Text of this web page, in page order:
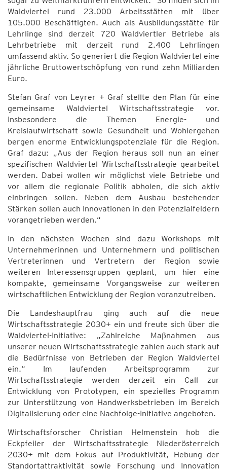
Waldviertel rund 23.000 Arbeitsstätten mit über
105.000 Beschäftigten. Auch als Ausbildungsstätte für
Lehrlinge sind derzeit 720 Waldviertler Betriebe als
Lehrbetriebe mit derzeit rund 2.400 Lehrlingen
umfassend aktiv. So generiert die Region Waldviertel eine
jährliche Bruttowertschöpfung von rund zehn Milliarden
Euro.
Stefan Graf von Leyrer + Graf stellte den Plan für eine
gemeinsame Waldviertel Wirtschaftsstrategie vor.
Insbesondere die Themen Energie- und
Kreislaufwirtschaft sowie Gesundheit und Wohlergehen
bergen enorme Entwicklungspotenziale für die Region.
Graf dazu: „Aus der Region heraus soll nun an einer
spezifischen Waldviertel Wirtschaftsstrategie gearbeitet
werden. Dabei wollen wir möglichst viele Betriebe und
vor allem die regionale Politik abholen, die sich aktiv
einbringen sollen. Neben dem Ausbau bestehender
Stärken sollen auch Innovationen in den Potenzialfeldern
vorangetrieben werden.“
In den nächsten Wochen sind dazu Workshops mit
Unternehmerinnen und Unternehmern und politischen
Vertreterinnen und Vertretern der Region sowie
weiteren Interessensgruppen geplant, um hier eine
kompakte, gemeinsame Vorgangsweise zur weiteren
wirtschaftlichen Entwicklung der Region voranzutreiben.
Die Landeshauptfrau ging auch auf die neue
Wirtschaftsstrategie 2030+ ein und freute sich über die
Waldviertel-Initiative: „Zahlreiche Maßnahmen aus
unserer neuen Wirtschaftsstrategie zahlen auch stark auf
die Bedürfnisse von Betrieben der Region Waldviertel
ein.“ Im laufenden Arbeitsprogramm zur
Wirtschaftsstrategie werden derzeit ein Call zur
Entwicklung von Prototypen, ein spezielles Programm
zur Unterstützung von Handwerksbetrieben im Bereich
Digitalisierung oder eine Nachfolge-Initiative angeboten.
Wirtschaftsforscher Christian Helmenstein hob die
Eckpfeiler der Wirtschaftsstrategie Niederösterreich
2030+ mit dem Fokus auf Produktivität, Hebung der
Standortattraktivität sowie Forschung und Innovation